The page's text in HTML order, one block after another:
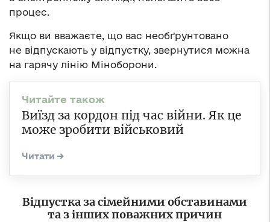
процес.
Якщо ви вважаєте, що вас необґрунтовано
не відпускають у відпустку, звернутися можна
на гарячу лінію Міноборони.
Виїзд за кордон під час війни. Як це
може зробити військовий
Відпустка за сімейними обставинами
та з інших поважних причин